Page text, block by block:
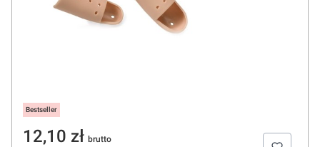
Bestseller
Cena
12,10 zł